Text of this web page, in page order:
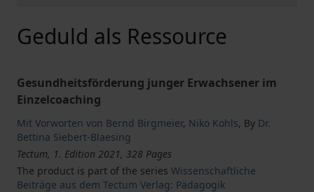
Geduld als Ressource
Gesundheitsförderung junger Erwachsener im
Einzelcoaching
Mit Vorworten von Bernd Birgmeier, Niko Kohls, By Dr.
Bettina Siebert-Blaesing
Tectum, 1. Edition 2021, 328 Pages
The product is part of the series Wissenschaftliche
Beiträge aus dem Tectum Verlag: Pädagogik